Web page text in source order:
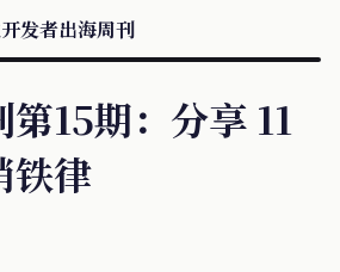
发者出海周刊
15期：分享 11
铁律